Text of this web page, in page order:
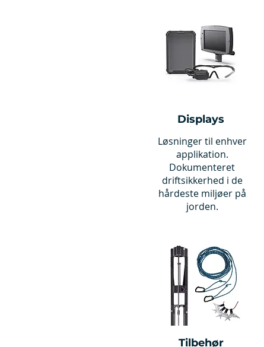
Displays
Løsninger til enhver
applikation.
Dokumenteret
driftsikkerhed i de
hårdeste miljøer på
jorden.
Tilbehør